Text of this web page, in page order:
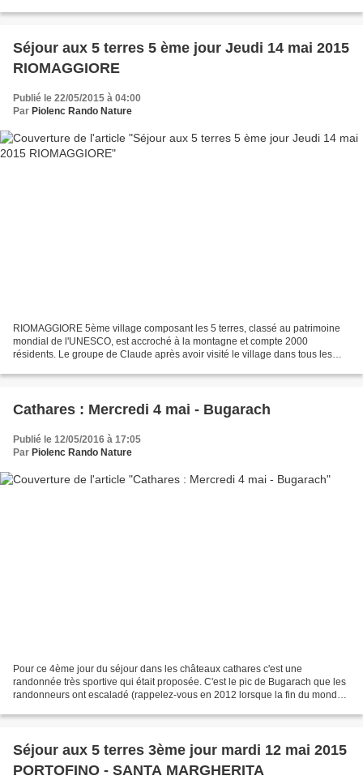
Séjour aux 5 terres 5 ème jour Jeudi 14 mai 2015
RIOMAGGIORE
Publié le 22/05/2015 à 04:00
Par Piolenc Rando Nature
RIOMAGGIORE 5ème village composant les 5 terres, classé au patrimoine
mondial de l'UNESCO, est accroché à la montagne et compte 2000
résidents. Le groupe de Claude après avoir visité le village dans tous les
Cathares : Mercredi 4 mai - Bugarach
Publié le 12/05/2016 à 17:05
Par Piolenc Rando Nature
Pour ce 4ème jour du séjour dans les châteaux cathares c'est une
randonnée très sportive qui était proposée. C'est le pic de Bugarach que les
randonneurs ont escaladé (rappelez-vous en 2012 lorsque la fin du monde
Séjour aux 5 terres 3ème jour mardi 12 mai 2015
PORTOFINO - SANTA MARGHERITA